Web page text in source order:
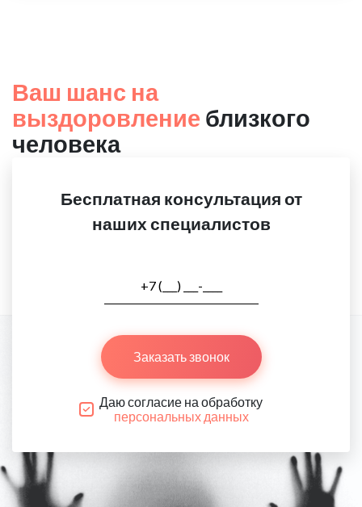
Ваш шанс на
выздоровление близкого
человека
Бесплатная консультация от
наших специалистов
Заказать звонок
Даю согласие на обработку
персональных данных